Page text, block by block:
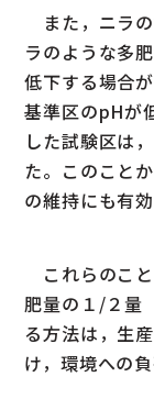
また，ニラ
ラのような多
低下する場合
基準区のpHが
した試験区は
た。このこと
の維持にも有
これらのこ
肥量の１/２量
る方法は，生
け，環境への